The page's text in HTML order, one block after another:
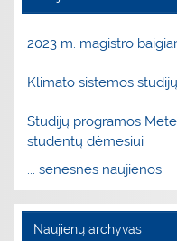
2023 m. magistro
Klimato sistemos
Studijų programos
studentų dėmesiui
... senesnės naujienos
Naujienų archyvas